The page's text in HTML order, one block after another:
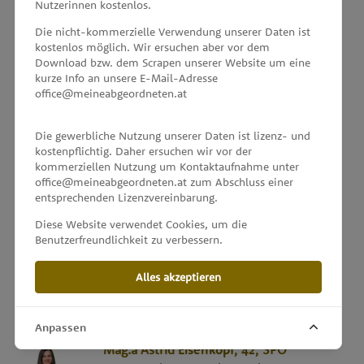
Mag. Christian Eichinger, 50,KPÖ
Abgeordneter zum Salzburger Landtag
Abgeordneter zum Vorarlberger Landtag
Detlev Eisel-Eiselsberg, 64, ÖVP
Eisenhut , ca. 52,
Abgeordnete zum Nationalrat
Mag.a Astrid Eisenkopf, 42,SPÖ
Nutzerinnen kostenlos.
Die nicht-kommerzielle Verwendung unserer Daten ist
kostenlos möglich. Wir ersuchen aber vor dem
Download bzw. dem Scrapen unserer Website um eine
kurze Info an unsere E-Mail-Adresse
office@meineabgeordneten.at
Die gewerbliche Nutzung unserer Daten ist lizenz- und
kostenpflichtig. Daher ersuchen wir vor der
kommerziellen Nutzung um Kontaktaufnahme unter
office@meineabgeordneten.at zum Abschluss einer
entsprechenden Lizenzvereinbarung.
Diese Website verwendet Cookies, um die
Benutzerfreundlichkeit zu verbessern.
Alles akzeptieren
Anpassen